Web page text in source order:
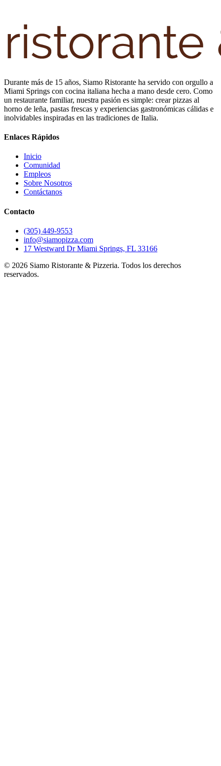
Durante más de 15 años, Siamo Ristorante ha servido con orgullo a
Miami Springs con cocina italiana hecha a mano desde cero. Como
un restaurante familiar, nuestra pasión es simple: crear pizzas al
horno de leña, pastas frescas y experiencias gastronómicas cálidas e
inolvidables inspiradas en las tradiciones de Italia.
Enlaces Rápidos
Inicio
Comunidad
Empleos
Sobre Nosotros
Contáctanos
Contacto
(305) 449-9553
info@siamopizza.com
17 Westward Dr Miami Springs, FL 33166
© 2026 Siamo Ristorante & Pizzeria. Todos los derechos
reservados.